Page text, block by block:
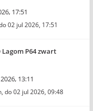
17:51
02 jul 2026, 17:51
Lagom P64 zwart
13:11
, do 02 jul 2026, 09:48